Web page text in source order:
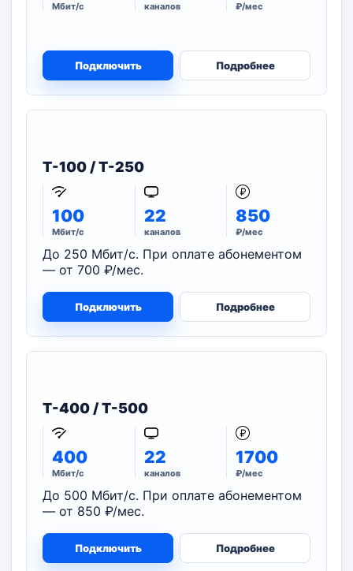
Мбит/с каналов ₽/мес
Подключить Подробнее
T-100 / T-250
100
Мбит/с
22
каналов
850
₽/мес
До 250 Мбит/с. При оплате абонементом
— от 700 ₽/мес.
Подключить Подробнее
T-400 / T-500
400
Мбит/с
22
каналов
1700
₽/мес
До 500 Мбит/с. При оплате абонементом
— от 850 ₽/мес.
Подключить Подробнее